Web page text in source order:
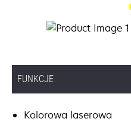
FUNKCJE
Kolorowa laserowa